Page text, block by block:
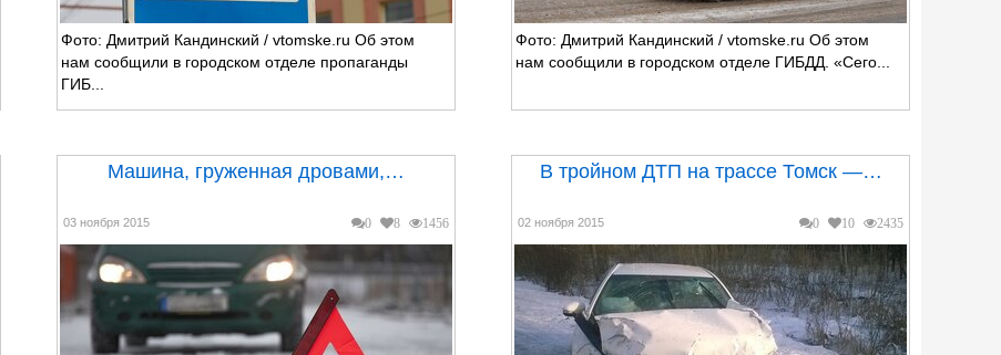
Фото: Дмитрий Кандинский / vtomske.ru Об этом
нам сообщили в городском отделе пропаганды
ГИБ...
Фото: Дмитрий Кандинский / vtomske.ru Об этом
нам сообщили в городском отделе ГИБДД. «Сего...
Машина, груженная дровами,…
0 8 1456
03 ноября 2015
В тройном ДТП на трассе Томск —…
0 10 2435
02 ноября 2015